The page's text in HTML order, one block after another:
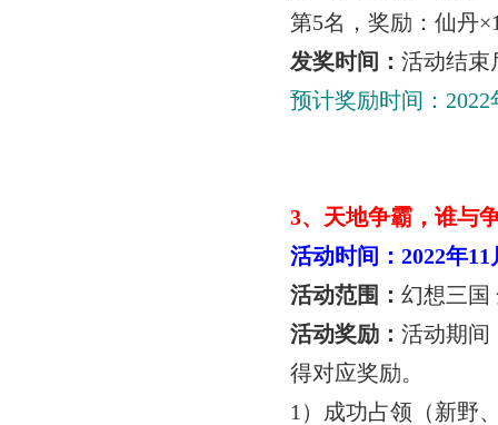
第5名，奖励：仙丹×
发奖时间：活动结束
预计奖励时间： 2022
3、天地争霸，谁与
活动时间：2022年11
活动范围：幻想三国
活动奖励：活动期间
得对应奖励。
1 ）成功占领（新野